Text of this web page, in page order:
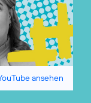
ansehen